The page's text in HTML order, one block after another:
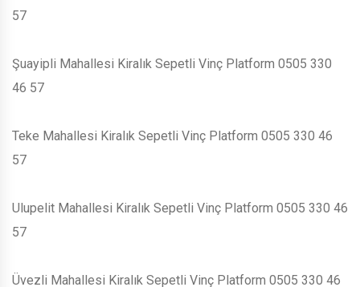
57
Şuayipli Mahallesi Kiralık Sepetli Vinç Platform 0505 330
46 57
Teke Mahallesi Kiralık Sepetli Vinç Platform 0505 330 46
57
Ulupelit Mahallesi Kiralık Sepetli Vinç Platform 0505 330 46
57
Üvezli Mahallesi Kiralık Sepetli Vinç Platform 0505 330 46